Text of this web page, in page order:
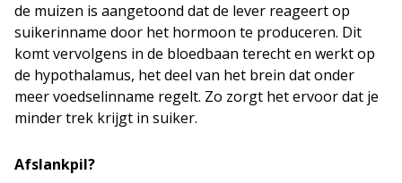
de muizen is aangetoond dat de lever reageert op
suikerinname door het hormoon te produceren. Dit
komt vervolgens in de bloedbaan terecht en werkt op
de hypothalamus, het deel van het brein dat onder
meer voedselinname regelt. Zo zorgt het ervoor dat je
minder trek krijgt in suiker.
Afslankpil?